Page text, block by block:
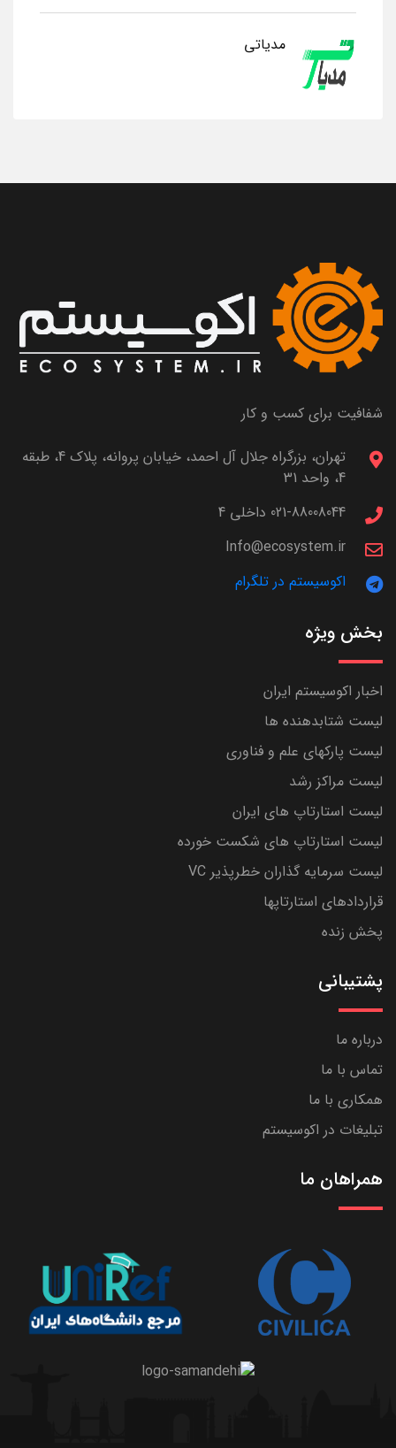
مدیاتی
شفافیت برای کسب و کار
تهران، بزرگراه جلال آل احمد، خیابان پروانه، پلاک 4، طبقه
4، واحد 31
021-88008044 داخلی 4
Info@ecosystem.ir
اکوسیستم در تلگرام
بخش ویژه
اخبار اکوسیستم ایران
لیست شتابدهنده ها
لیست پارکهای علم و فناوری
لیست مراکز رشد
لیست استارتاپ های ایران
لیست استارتاپ های شکست خورده
لیست سرمایه گذاران خطرپذیر VC
قراردادهای استارتاپها
پخش زنده
پشتیبانی
درباره ما
تماس با ما
همکاری با ما
تبلیغات در اکوسیستم
همراهان ما